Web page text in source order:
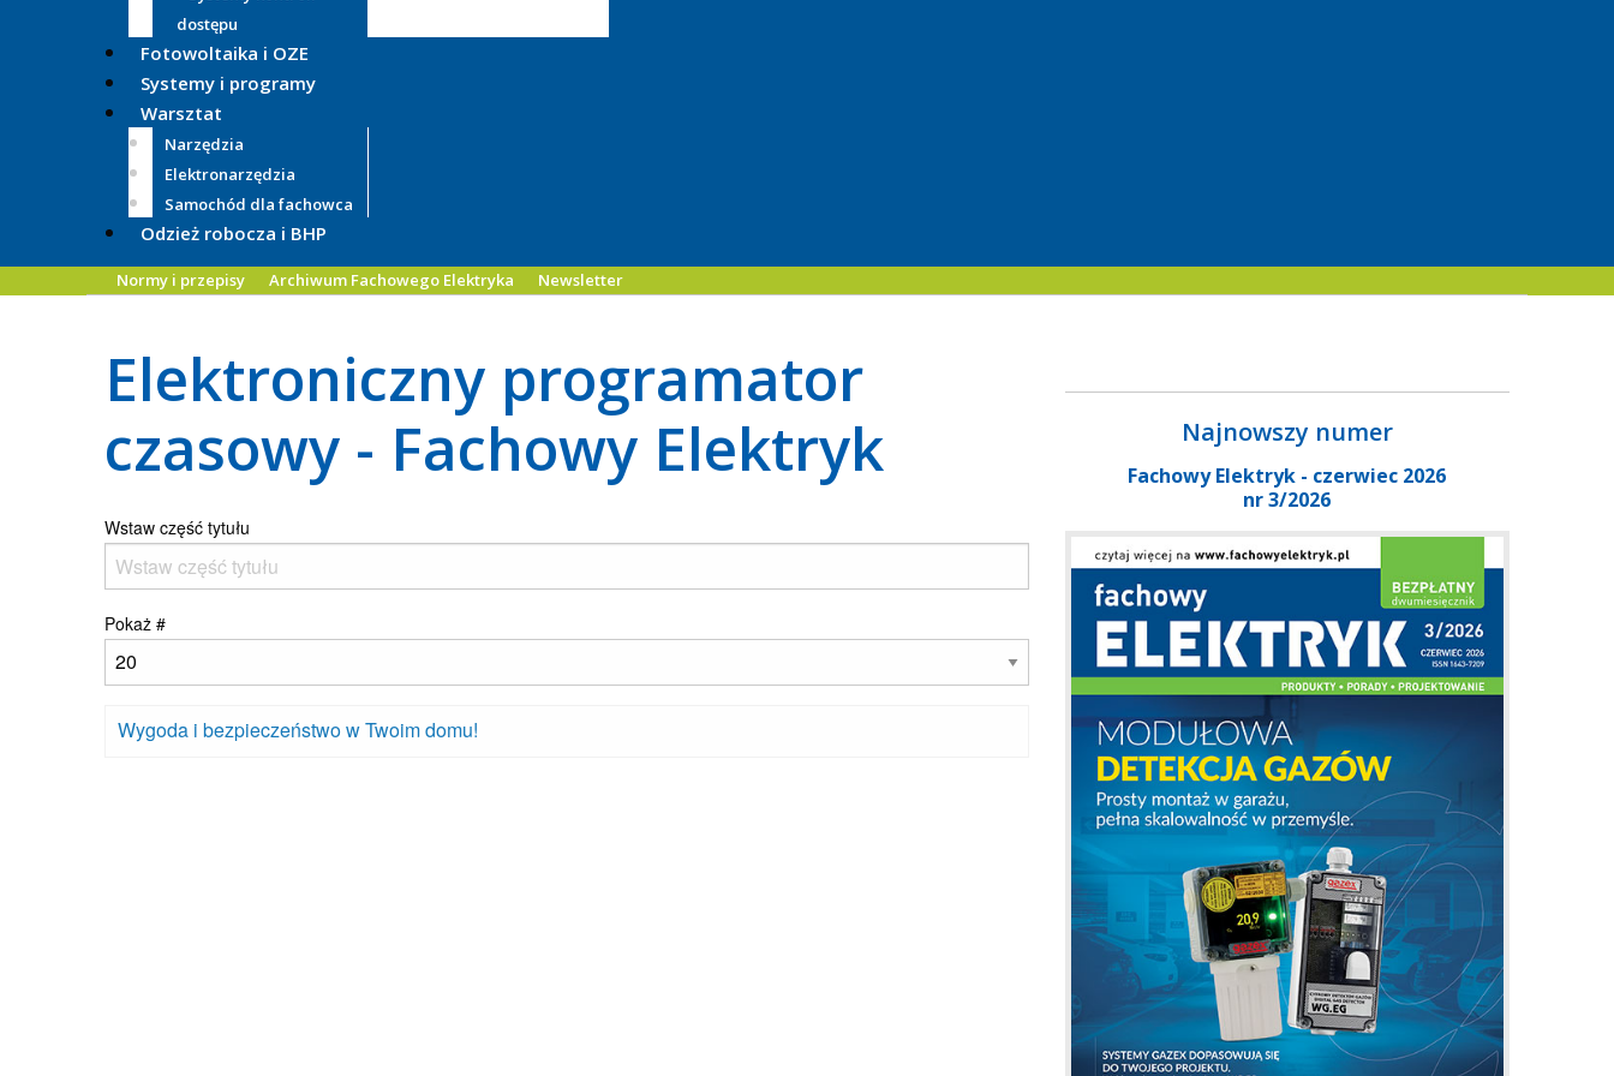
dostępu
Fotowoltaika i OZE
Systemy i programy
Warsztat
Narzędzia
Elektronarzędzia
Samochód dla fachowca
Odzież robocza i BHP
Normy i przepisy Archiwum Fachowego Elektryka Newsletter
Elektroniczny programator
czasowy - Fachowy Elektryk
Wstaw część tytułu
Pokaż #
Wygoda i bezpieczeństwo w Twoim domu!
Najnowszy numer
Fachowy Elektryk - czerwiec 2026
nr 3/2026